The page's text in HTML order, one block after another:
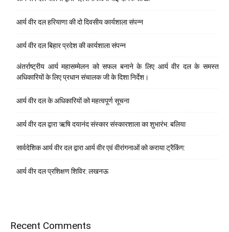
आर्य वीर दल हरियाणा की दो दिवसीय कार्यशाला संपन्न
आर्य वीर दल बिहार प्रदेश की कार्यशाला संपन्न
अंतर्राष्ट्रीय आर्य महासम्मेलन को सफल बनाने के लिए आर्य वीर दल के समस्त
अधिकारियों के लिए प्रधान संचालक जी के दिशा निर्देश।
आर्य वीर दल के अधिकारियों को महत्वपूर्ण सूचना
आर्य वीर दल द्वारा ऋषि दयानंद संस्कार संस्कारशाला का शुभारंभ: बलिया
सार्वदेशिक आर्य वीर दल द्वारा आर्य वीर एवं वीरांगनाओं को कराया ट्रैकिंग:
आर्य वीर दल प्रशिक्षण शिविर: लखनऊ
Recent Comments